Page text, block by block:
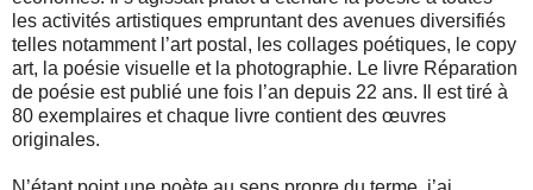
les activités artistiques empruntant des avenues diversifiés
telles notamment l’art postal, les collages poétiques, le copy
art, la poésie visuelle et la photographie. Le livre Réparation
de poésie est publié une fois l’an depuis 22 ans. Il est tiré à
80 exemplaires et chaque livre contient des œuvres
originales.